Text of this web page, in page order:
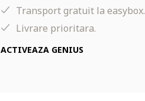
Transport gratuit la easybox.
Livrare prioritara.
ACTIVEAZA GENIUS